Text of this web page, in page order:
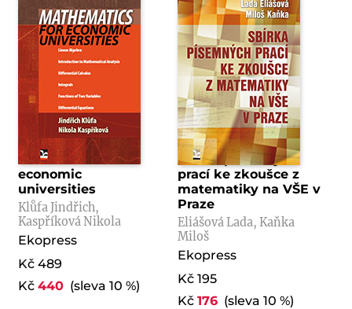
Mathematics for
economic
universities
Klůfa Jindřich,
Kaspříková Nikola
Ekopress
Kč 489
Kč 440(sleva 10 %)
Sbírka písemných
prací ke zkoušce z
matematiky na VŠE v
Praze
Eliášová Lada, Kaňka
Miloš
Ekopress
Kč 195
Kč 176(sleva 10 %)